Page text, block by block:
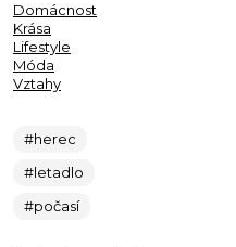
Domácnost
Krása
Lifestyle
Móda
Vztahy
#herec
#letadlo
#počasí